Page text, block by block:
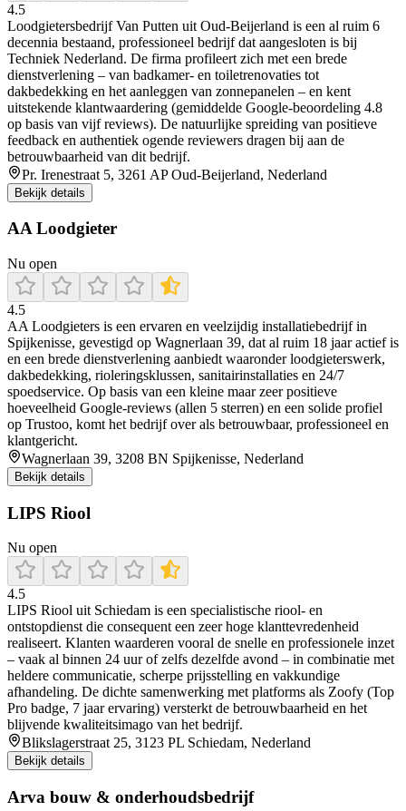
4.5
Loodgietersbedrijf Van Putten uit Oud‑Beijerland is een al ruim 6
decennia bestaand, professioneel bedrijf dat aangesloten is bij
Techniek Nederland. De firma profileert zich met een brede
dienstverlening – van badkamer‑ en toiletrenovaties tot
dakbedekking en het aanleggen van zonnepanelen – en kent
uitstekende klantwaardering (gemiddelde Google‑beoordeling 4.8
op basis van vijf reviews). De natuurlijke spreiding van positieve
feedback en authentiek ogende reviewers dragen bij aan de
betrouwbaarheid van dit bedrijf.
Pr. Irenestraat 5, 3261 AP Oud-Beijerland, Nederland
Bekijk details
AA Loodgieter
Nu open
4.5
AA Loodgieters is een ervaren en veelzijdig installatiebedrijf in
Spijkenisse, gevestigd op Wagnerlaan 39, dat al ruim 18 jaar actief is
en een brede dienstverlening aanbiedt waaronder loodgieterswerk,
dakbedekking, rioleringsklussen, sanitairinstallaties en 24/7
spoedservice. Op basis van een kleine maar zeer positieve
hoeveelheid Google-reviews (allen 5 sterren) en een solide profiel
op Trustoo, komt het bedrijf over als betrouwbaar, professioneel en
klantgericht.
Wagnerlaan 39, 3208 BN Spijkenisse, Nederland
Bekijk details
LIPS Riool
Nu open
4.5
LIPS Riool uit Schiedam is een specialistische riool- en
ontstopdienst die consequent een zeer hoge klanttevredenheid
realiseert. Klanten waarderen vooral de snelle en professionele inzet
– vaak al binnen 24 uur of zelfs dezelfde avond – in combinatie met
heldere communicatie, scherpe prijsstelling en vakkundige
afhandeling. De dichte samenwerking met platforms als Zoofy (Top
Pro badge, 7 jaar ervaring) versterkt de betrouwbaarheid en het
blijvende kwaliteitsimago van het bedrijf.
Blikslagerstraat 25, 3123 PL Schiedam, Nederland
Bekijk details
Arva bouw & onderhoudsbedrijf